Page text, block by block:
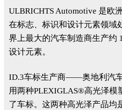
ULBRICHTS Automotive 是欧
在标志、标识和设计元素领域
界上最大的汽车制造商生产约
设计元素。
ID.3车标生产商——奥地利汽
用两种PLEXIGLAS®高光泽模
了车标。这两种高光泽产品均